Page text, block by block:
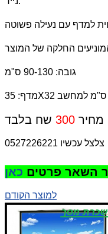
מדף: 35X32 ס"מ למחשב
מחיר 300 שח בלבד
השאר פרטים כאן
למוצר הקודם